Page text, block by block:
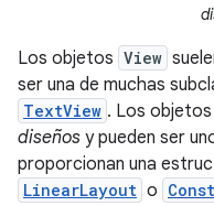
Los objetos View
ser una de muchas
TextView . Los objetos
diseños y pueden ser
proporcionan una
LinearLayout o